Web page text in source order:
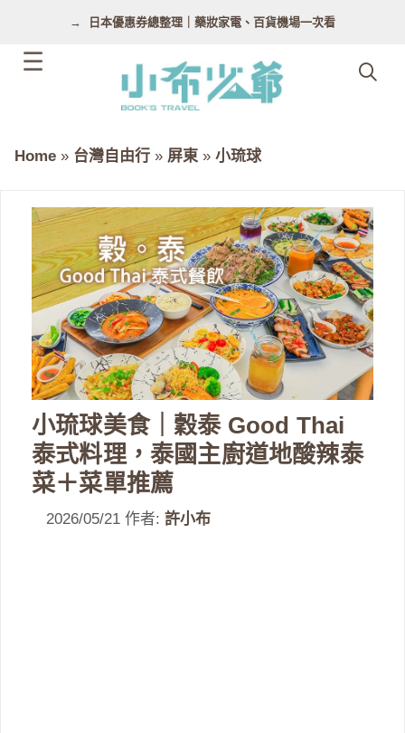
日本優惠券總整理｜藥妝家電、百貨機場一次看
Home » 台灣自由行 » 屏東 » 小琉球
小琉球美食｜穀泰 Good Thai
泰式料理，泰國主廚道地酸辣泰
菜＋菜單推薦
2026/05/21 作者: 許小布